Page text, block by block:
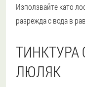
Използвайте като
разрежда с вода в
ТИНКТУРА
ЛЮЛЯК